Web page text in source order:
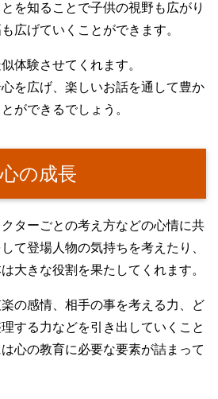
を知ることで子供の視野も広がり
広げていくことができます。
体験させてくれます。
を広げ、楽しいお話を通して豊か
ができるでしょう。
の成長
ターごとの考え方などの心情に共
て登場人物の気持ちを考えたり、
大きな役割を果たしてくれます。
の感情、相手の事を考える力、ど
する力などを引き出していくこと
心の教育に必要な要素が詰まって